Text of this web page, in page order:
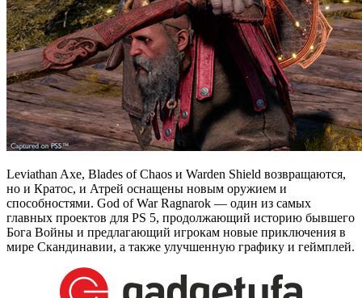
Leviathan Axe, Blades of Chaos и Warden Shield возвращаются,
но и Кратос, и Атрей оснащены новым оружием и
способностями. God of War Ragnarok — один из самых
главных проектов для PS 5, продолжающий историю бывшего
Бога Войны и предлагающий игрокам новые приключения в
мире Скандинавии, а также улучшенную графику и геймплей.